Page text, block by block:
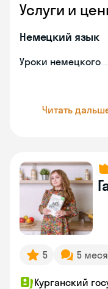
Услуги и
Немецкий язык
Уроки немецкого
Читать
5 5
Курганский